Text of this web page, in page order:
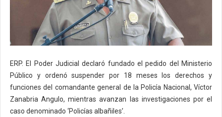
ERP. El Poder Judicial declaró fundado el pedido del Ministerio
Público y ordenó suspender por 18 meses los derechos y
funciones del comandante general de la Policía Nacional, Víctor
Zanabria Angulo, mientras avanzan las investigaciones por el
caso denominado ‘Policías albañiles’.